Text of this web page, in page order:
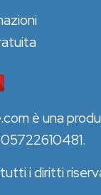
è una
i diritti